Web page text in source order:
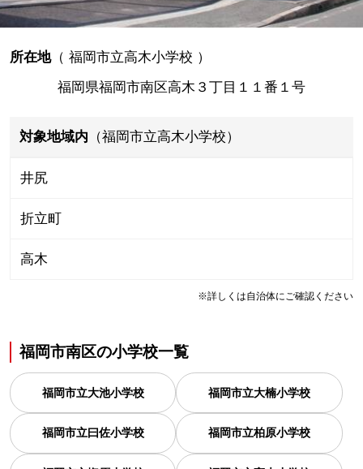
所在地（ 福岡市立高木小学校 ）
福岡県福岡市南区高木３丁目１１番１号
対象地域内 （福岡市立高木小学校）
井尻
折立町
高木
※詳しくは自治体にご確認ください
福岡市南区の小学校一覧
福岡市立大池小学校 福岡市立大楠小学校
福岡市立曰佐小学校 福岡市立柏原小学校